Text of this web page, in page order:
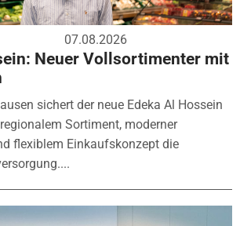
07.08.2026
Neuer Vollsortimenter mit
sichert der neue Edeka Al Hossein
Sortiment, moderner
flexiblem Einkaufskonzept die